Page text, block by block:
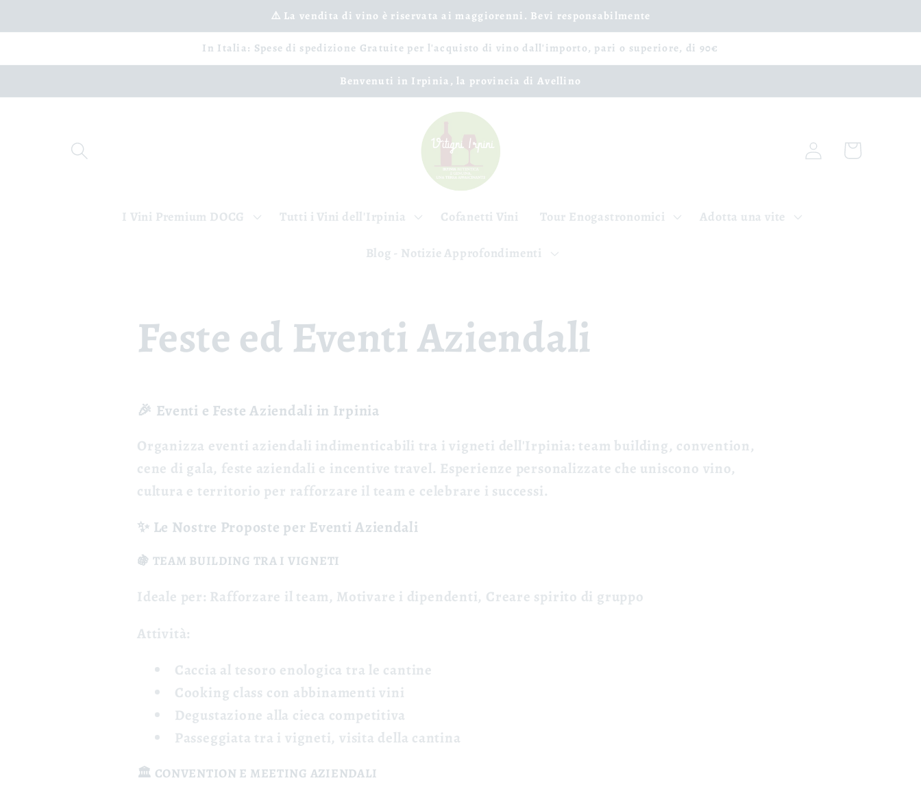
ai contenuti
⚠️ La vendita di vino è riservata ai maggiorenni. Bevi responsabilmente
In Italia: Spese di spedizione Gratuite per l'acquisto di vino dall'importo, pari o superiore, di 90€
Benvenuti in Irpinia, la provincia di Avellino
I Vini Premium DOCG Tutti i Vini dell'Irpinia Cofanetti Vini Tour Enogastronomici Adotta una vite
Blog - Notizie Approfondimenti
Accedi Carrello
Feste ed Eventi Aziendali
🎉 Eventi e Feste Aziendali in Irpinia
Organizza eventi aziendali indimenticabili tra i vigneti dell'Irpinia: team building, convention,
cene di gala, feste aziendali e incentive travel. Esperienze personalizzate che uniscono vino,
cultura e territorio per rafforzare il team e celebrare i successi.
✨ Le Nostre Proposte per Eventi Aziendali
🍇 TEAM BUILDING TRA I VIGNETI
Ideale per: Rafforzare il team, Motivare i dipendenti, Creare spirito di gruppo
Attività:
Caccia al tesoro enologica tra le cantine
Cooking class con abbinamenti vini
Degustazione alla cieca competitiva
Passeggiata tra i vigneti, visita della cantina
🏛️ CONVENTION E MEETING AZIENDALI